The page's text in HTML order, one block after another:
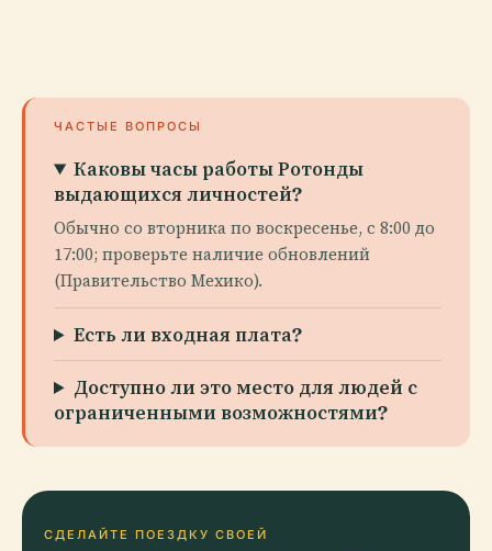
ЧАСТЫЕ ВОПРОСЫ
Каковы часы работы Ротонды
выдающихся личностей?
Обычно со вторника по воскресенье, с 8:00 до
17:00; проверьте наличие обновлений
(Правительство Мехико).
Есть ли входная плата?
Доступно ли это место для людей с
ограниченными возможностями?
СДЕЛАЙТЕ ПОЕЗДКУ СВОЕЙ